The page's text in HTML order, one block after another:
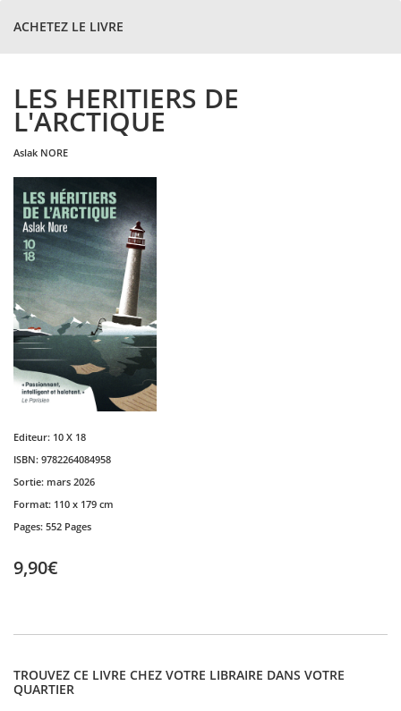
ACHETEZ LE LIVRE
LES HERITIERS DE
L'ARCTIQUE
aslak NORE
Editeur: 10 X 18
ISBN: 9782264084958
Sortie: mars 2026
Format: 110 x 179 cm
Pages: 552 Pages
9,90€
TROUVEZ CE LIVRE CHEZ VOTRE LIBRAIRE DANS VOTRE
QUARTIER